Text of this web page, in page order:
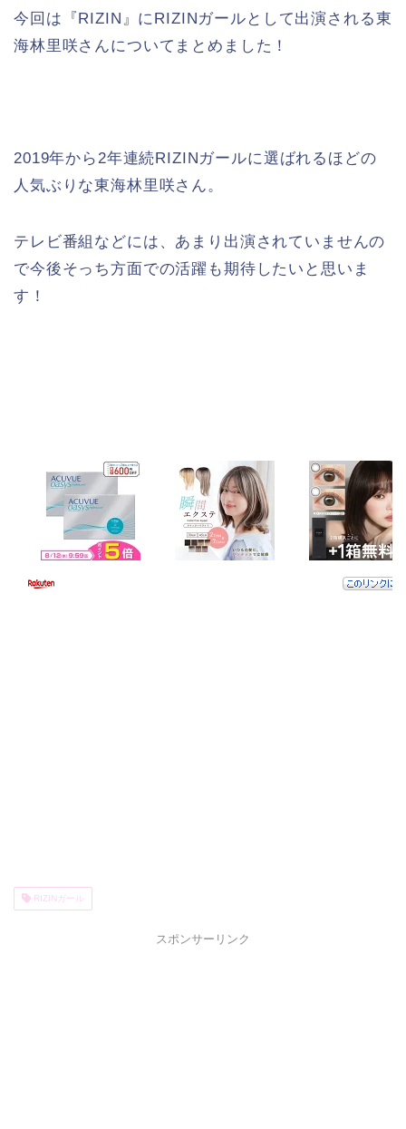
今回は『RIZIN』にRIZINガールとして出演される東
海林里咲さんについてまとめました！
2019年から2年連続RIZINガールに選ばれるほどの
人気ぶりな東海林里咲さん。
テレビ番組などには、あまり出演されていませんの
で今後そっち方面での活躍も期待したいと思いま
す！
RIZINガール
スポンサーリンク